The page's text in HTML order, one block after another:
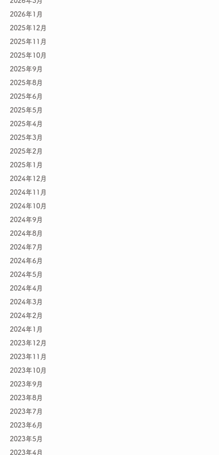
2026年1月
2025年12月
2025年11月
2025年10月
2025年9月
2025年8月
2025年6月
2025年5月
2025年4月
2025年3月
2025年2月
2025年1月
2024年12月
2024年11月
2024年10月
2024年9月
2024年8月
2024年7月
2024年6月
2024年5月
2024年4月
2024年3月
2024年2月
2024年1月
2023年12月
2023年11月
2023年10月
2023年9月
2023年8月
2023年7月
2023年6月
2023年5月
2023年4月